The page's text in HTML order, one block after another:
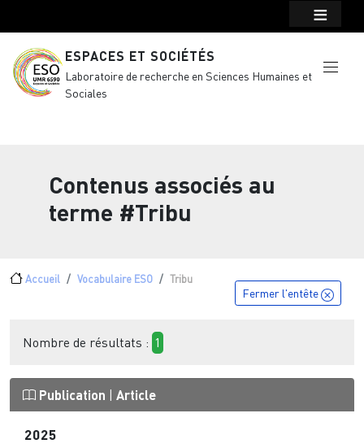
ESPACES ET SOCIÉTÉS
Laboratoire de recherche en Sciences Humaines et
Sociales
Contenus associés au
terme #Tribu
Fil d'Ariane
Accueil Vocabulaire ESO Tribu
Fermer l'entête
Nombre de résultats : 1
Publication Article
2025